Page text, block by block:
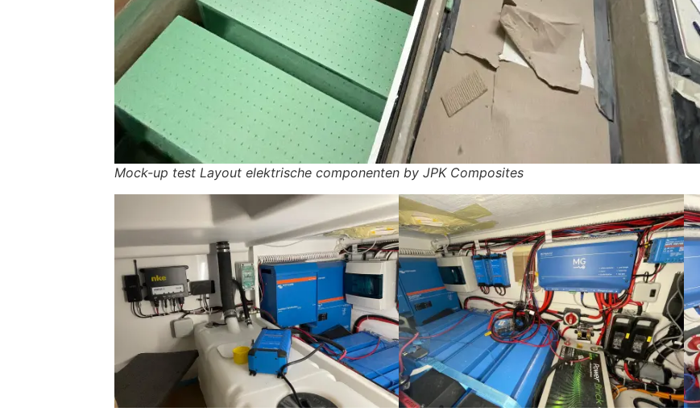
Mock-up test Layout elektrische componenten by JPK Composites